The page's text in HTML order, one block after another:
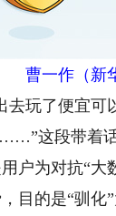
曹一作（新华
玩了便宜可
这段带着
户为对抗“
目的是“驯化